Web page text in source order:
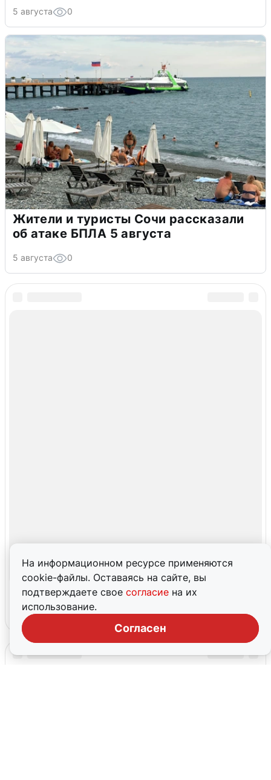
На информационном ресурсе применяются
cookie-файлы. Оставаясь на сайте, вы
подтверждаете свое согласие на их
использование.
Согласен
5 августа 0
Жители и туристы Сочи рассказали
об атаке БПЛА 5 августа
5 августа 0